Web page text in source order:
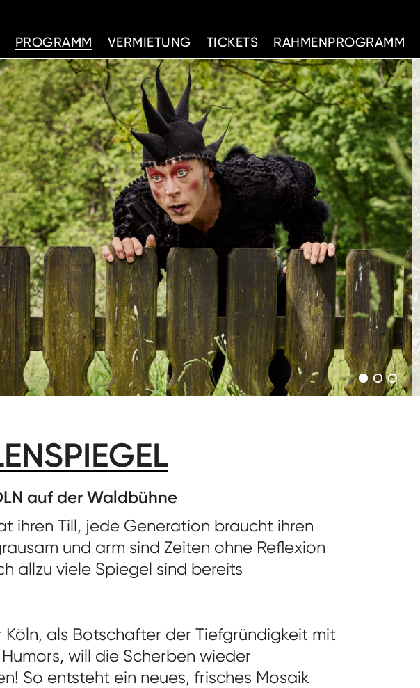
PROGRAMM
VERMIETUNG TICKETS RAHMENPROGRAMM
auf der Waldbühne
ihren Till, jede Generation braucht ihren
und arm sind Zeiten ohne Reflexion
allzu viele Spiegel sind bereits
Köln, als Botschafter der Tiefgründigkeit mit
will die Scherben wieder
So entsteht ein neues, frisches Mosaik